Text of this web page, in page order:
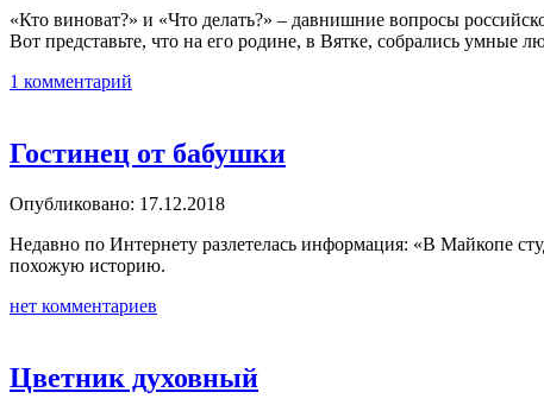
«Кто виноват?» и «Что делать?» – давнишние вопросы
Вот представьте, что на его родине, в Вятке, собрались умные
1 комментарий
Гостинец от бабушки
Опубликовано: 17.12.2018
Недавно по Интернету разлетелась информация: «В Майкопе
похожую историю.
нет комментариев
Цветник духовный